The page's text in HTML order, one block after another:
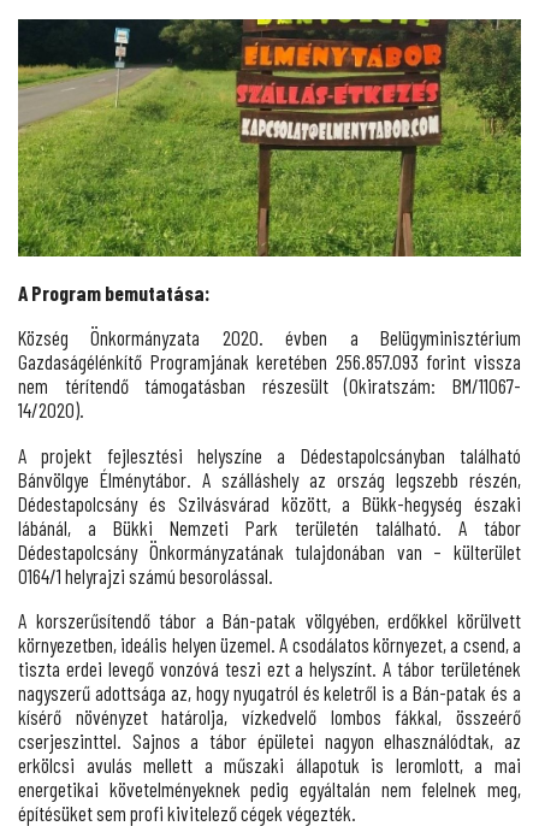
A Program bemutatása:
Község Önkormányzata 2020. évben a Belügyminisztérium
Gazdaságélénkítő Programjának keretében 256.857.093 forint vissza
nem térítendő támogatásban részesült (Okiratszám: BM/11067-
14/2020).
A projekt fejlesztési helyszíne a Dédestapolcsányban található
Bánvölgye Élménytábor. A szálláshely az ország legszebb részén,
Dédestapolcsány és Szilvásvárad között, a Bükk-hegység északi
lábánál, a Bükki Nemzeti Park területén található. A tábor
Dédestapolcsány Önkormányzatának tulajdonában van – külterület
0164/1 helyrajzi számú besorolással.
A korszerűsítendő tábor a Bán-patak völgyében, erdőkkel körülvett
környezetben, ideális helyen üzemel. A csodálatos környezet, a csend, a
tiszta erdei levegő vonzóvá teszi ezt a helyszínt. A tábor területének
nagyszerű adottsága az, hogy nyugatról és keletről is a Bán-patak és a
kísérő növényzet határolja, vízkedvelő lombos fákkal, összeérő
cserjeszinttel. Sajnos a tábor épületei nagyon elhasználódtak, az
erkölcsi avulás mellett a műszaki állapotuk is leromlott, a mai
energetikai követelményeknek pedig egyáltalán nem felelnek meg,
építésüket sem profi kivitelező cégek végezték.